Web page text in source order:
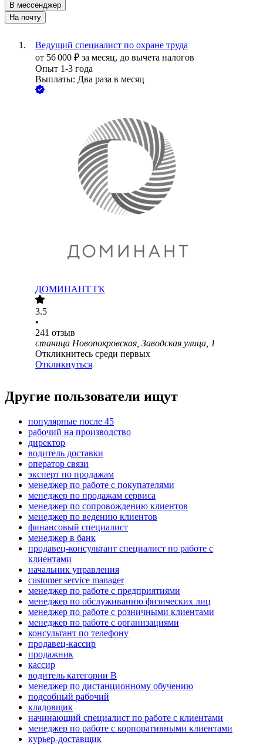
В мессенджер
На почту
Ведущий специалист по охране труда
от 56 000 ₽ за месяц, до вычета налогов
Опыт 1-3 года
Выплаты: Два раза в месяц
ДОМИНАНТ ГК
3.5
•
241 отзыв
станица Новопокровская, Заводская улица, 1
Откликнитесь среди первых
Откликнуться
Другие пользователи ищут
популярные после 45
рабочий на производство
директор
водитель доставки
оператор связи
эксперт по продажам
менеджер по работе с покупателями
менеджер по продажам сервиса
менеджер по сопровождению клиентов
менеджер по ведению клиентов
финансовый специалист
менеджер в банк
продавец-консультант специалист по работе с
клиентами
начальник управления
customer service manager
менеджер по работе с предприятиями
менеджер по обслуживанию физических лиц
менеджер по работе с розничными клиентами
менеджер по работе с организациями
консультант по телефону
продавец-кассир
продажник
кассир
водитель категории B
менеджер по дистанционному обучению
подсобный рабочий
кладовщик
начинающий специалист по работе с клиентами
менеджер по работе с корпоративными клиентами
курьер-доставщик